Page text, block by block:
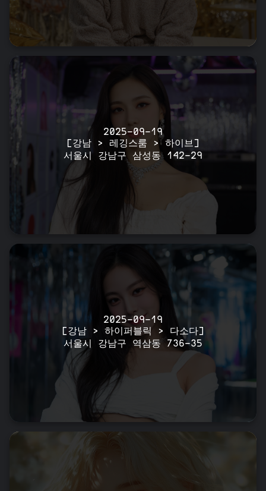
2025-09-19
[강남 > 레깅스룸 > 하이브]
서울시 강남구 삼성동 142-29
2025-09-19
[강남 > 하이퍼블릭 > 다소다]
서울시 강남구 역삼동 736-35